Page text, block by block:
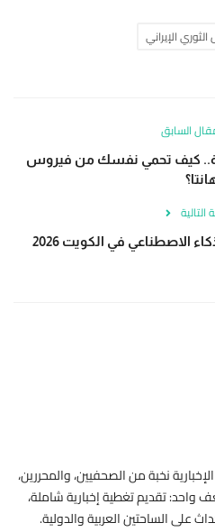
الإيراني
السابق
كيف تحمي نفسك من فيروس
التالية
الاصطناعي في الكويت 2026
نخبة من الصحفيين، والمحررين،
واحد: تقديم تغطية إخبارية شاملة،
على الساحتين العربية والدولية.